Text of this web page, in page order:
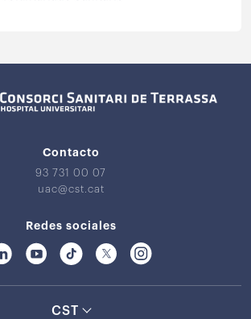
Contacto
93 731 00 07
uac@cst.cat
Redes sociales
CST